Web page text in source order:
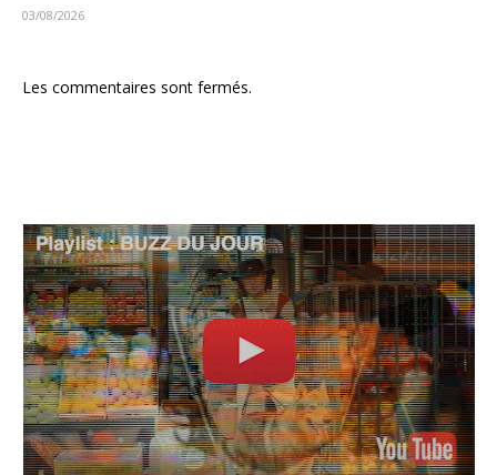
03/08/2026
Les commentaires sont fermés.